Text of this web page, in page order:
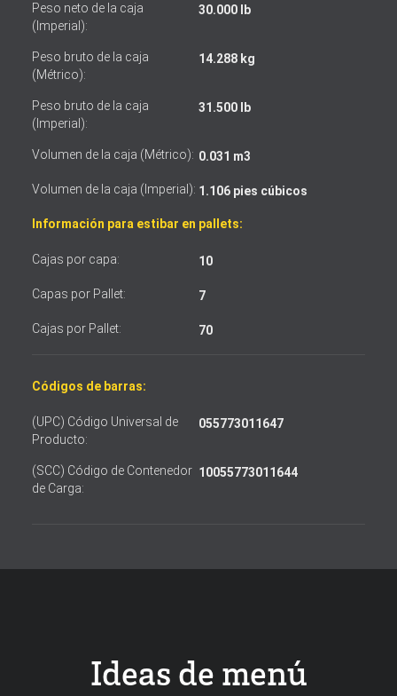
Peso neto de la caja
(Imperial):
30.000 lb
Peso bruto de la caja
(Métrico):
14.288 kg
Peso bruto de la caja
(Imperial):
31.500 lb
Volumen de la caja (Métrico): 0.031 m3
Volumen de la caja (Imperial): 1.106 pies cúbicos
Información para estibar en pallets:
Cajas por capa: 10
Capas por Pallet: 7
Cajas por Pallet: 70
Códigos de barras:
(UPC) Código Universal de
Producto:
055773011647
(SCC) Código de Contenedor
de Carga:
10055773011644
Ideas de menú